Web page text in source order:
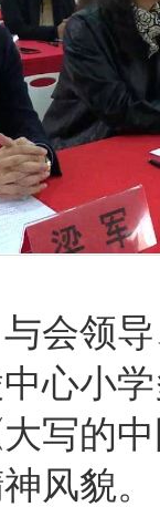
会领
心小
写的
风貌。